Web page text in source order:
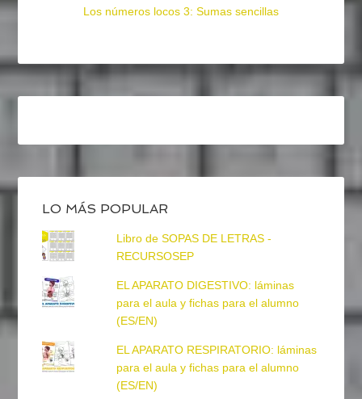
Los números locos 3: Sumas sencillas
LO MÁS POPULAR
Libro de SOPAS DE LETRAS -
RECURSOSEP
EL APARATO DIGESTIVO: láminas
para el aula y fichas para el alumno
(ES/EN)
EL APARATO RESPIRATORIO: láminas
para el aula y fichas para el alumno
(ES/EN)